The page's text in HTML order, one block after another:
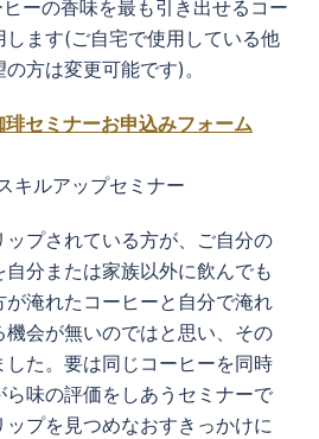
ーの香味を最も引き出せるコー
します(ご自宅で使用している他
方は変更可能です)。
琲セミナーお申込みフォーム
ルアップセミナー
プされている方が、 ご自分の
分または家族以外に飲んでも
が淹れたコーヒーと自分で淹れ
会が無いのではと思い、 その
た。 要は同じコーヒーを同時
味の評価をしあうセミナーで
ップを見つめなおすきっかけに